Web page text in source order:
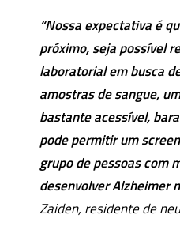
“Nossa expectativa é
próximo, seja possível
laboratorial em busca
amostras de sangue,
bastante acessível,
pode permitir um
grupo de pessoas com
desenvolver Alzheimer
Zaiden, residente de